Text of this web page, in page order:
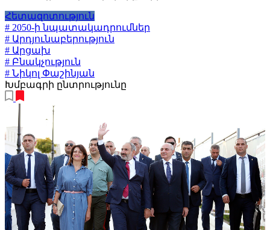
Հետազոտություն
# 2050-ի նպատակադրումներ
# Արդյունաբերություն
# Արցախ
# Բնակչություն
# Նիկոլ Փաշինյան
Խմբագրի ընտրությունը